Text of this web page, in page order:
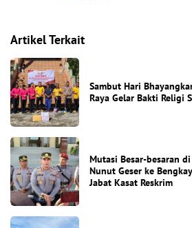
Artikel Terkait
Sambut Hari
Raya Gelar Bakti Religi
Mutasi Besar-besaran
Nunut Geser ke
Jabat Kasat Reskrim